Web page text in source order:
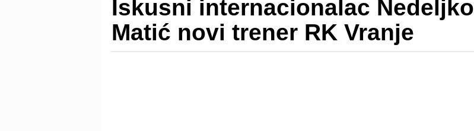
Iskusni internacionalac Nedeljko
Matić novi trener RK Vranje